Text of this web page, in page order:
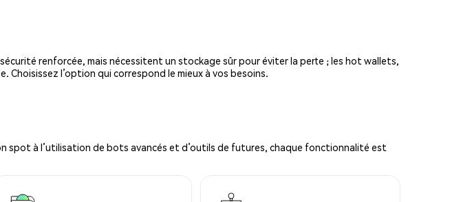
renforcée, mais nécessitent un stockage sûr pour éviter la perte ; les hot wallets,
l’option qui correspond le mieux à vos besoins.
spot à l’utilisation de bots avancés et d’outils de futures, chaque fonctionnalité est